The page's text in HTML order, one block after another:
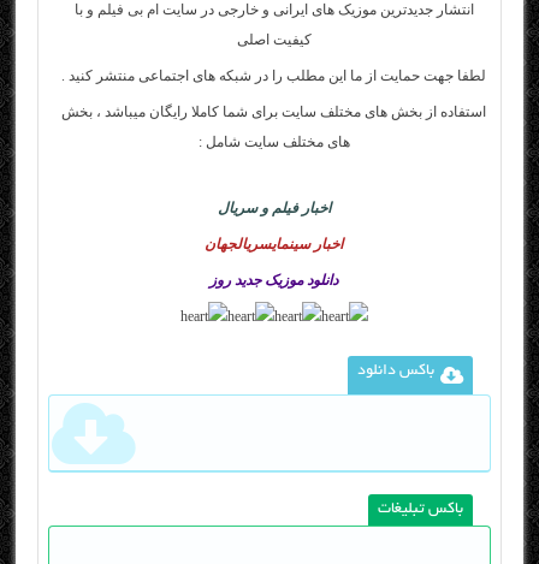
انتشار جدیدترین موزیک های ایرانی و خارجی در سایت ام بی فیلم و با
کیفیت اصلی
لطفا جهت حمایت از ما این مطلب را در شبکه های اجتماعی منتشر کنید .
استفاده از بخش های مختلف سایت برای شما کاملا رایگان میباشد ، بخش
های مختلف سایت شامل :
اخبار فیلم و سریال
اخبار سینمایسریالجهان
دانلود موزیک جدید روز
باکس دانلود
باکس تبلیغات